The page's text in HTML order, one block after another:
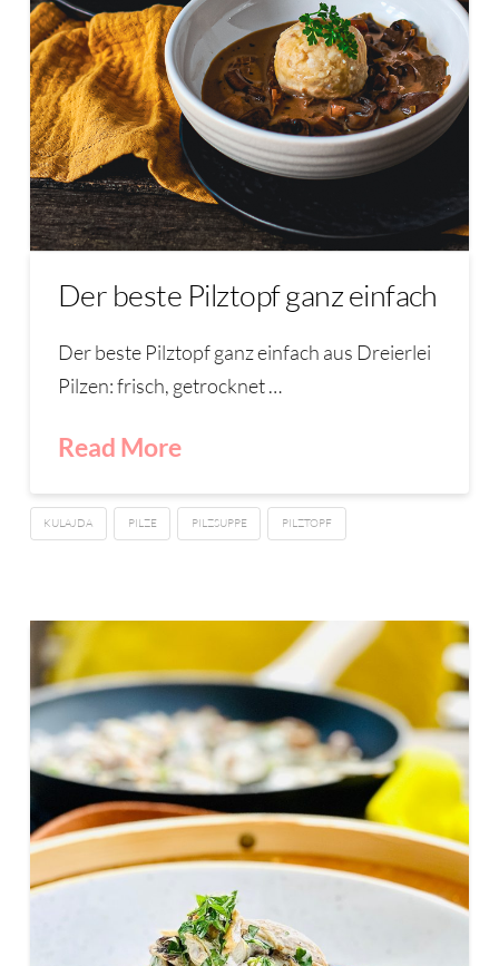
Der beste Pilztopf ganz einfach
Der beste Pilztopf ganz einfach aus Dreierlei
Pilzen: frisch, getrocknet …
Read More
KULAJDA PILZE PILZSUPPE PILZTOPF